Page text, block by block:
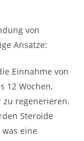
von
Ansätze:
Einnahme von
12 Wochen,
zu regenerieren.
Steroide
eine